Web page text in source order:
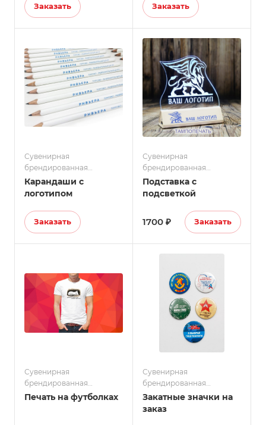
Заказать Заказать
Сувенирная
брендированная
продукция
Карандаши с
логотипом
Заказать
Сувенирная
брендированная
продукция
Подставка с
подсветкой
1700 ₽ Заказать
Сувенирная
брендированная
продукция
Печать на футболках
Сувенирная
брендированная
продукция
Закатные значки на
заказ